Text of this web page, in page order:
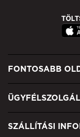
FONTOSABB
SZÁLLÍTÁSI